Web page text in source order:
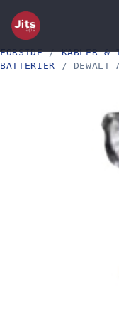
FORSIDE/KABLER &
BATTERIER / DEWALT